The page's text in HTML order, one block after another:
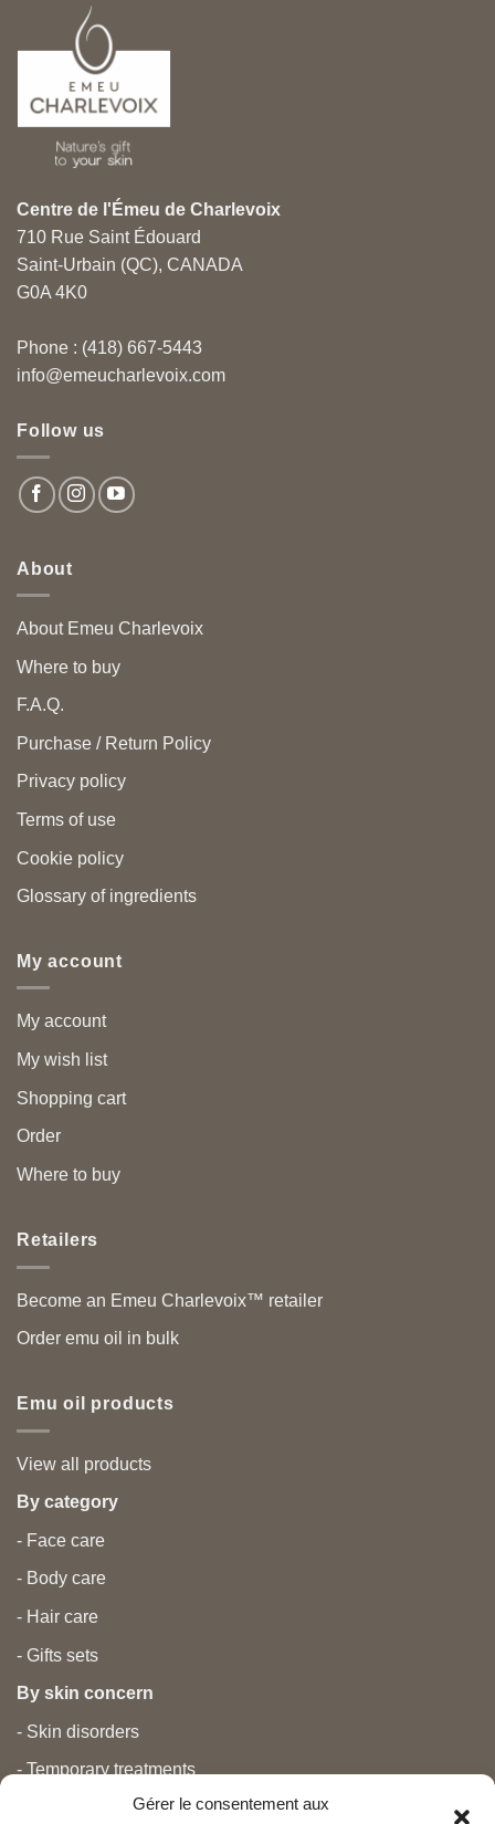
Gérer le consentement aux
Centre de l'Émeu de Charlevoix
710 Rue Saint Édouard
Saint-Urbain (QC), CANADA
G0A 4K0
Phone : (418) 667-5443
info@emeucharlevoix.com
Follow us
About
About Emeu Charlevoix
Where to buy
F.A.Q.
Purchase / Return Policy
Privacy policy
Terms of use
Cookie policy
Glossary of ingredients
My account
My account
My wish list
Shopping cart
Order
Where to buy
Retailers
Become an Emeu Charlevoix™ retailer
Order emu oil in bulk
Emu oil products
View all products
By category
- Face care
- Body care
- Hair care
- Gifts sets
By skin concern
- Skin disorders
- Temporary treatments